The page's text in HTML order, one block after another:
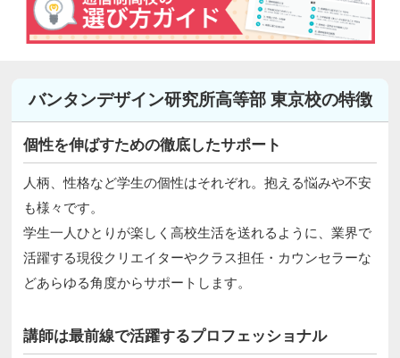
バンタンデザイン研究所高等部 東京校の特徴
個性を伸ばすための徹底したサポート
人柄、性格など学生の個性はそれぞれ。抱える悩みや不安
も様々です。
学生一人ひとりが楽しく高校生活を送れるように、業界で
活躍する現役クリエイターやクラス担任・カウンセラーな
どあらゆる角度からサポートします。
講師は最前線で活躍するプロフェッショナル